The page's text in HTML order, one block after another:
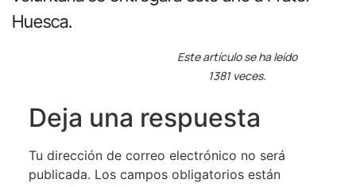
Huesca.
Este artículo se ha leído
1381 veces.
Deja una respuesta
Tu dirección de correo electrónico no será
publicada. Los campos obligatorios están